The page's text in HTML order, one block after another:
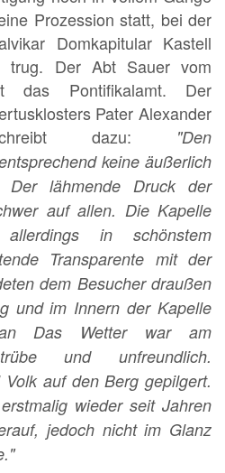
Prozession statt, bei der
Domkapitular Kastell
trug. Der Abt Sauer vom
das Pontifikalamt. Der
Pater Alexander
dazu: "Den
keine äußerlich
Der lähmende Druck der
auf allen. Die Kapelle
in schönstem
Transparente mit der
dem Besucher draußen
und im Innern der Kapelle
Das Wetter war am
und unfreundlich.
Volk auf den Berg gepilgert.
wieder seit Jahren
jedoch nicht im Glanz